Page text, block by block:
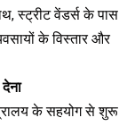
स्ट्रीट वेंडर्स के पास
के विस्तार और
के सहयोग से शुरू